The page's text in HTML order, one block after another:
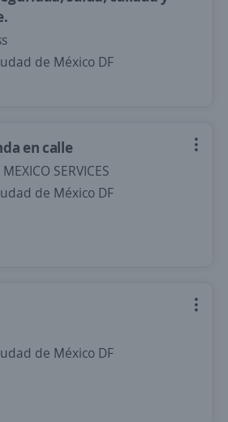
de México DF
en calle
SERVICES
de México DF
de México DF